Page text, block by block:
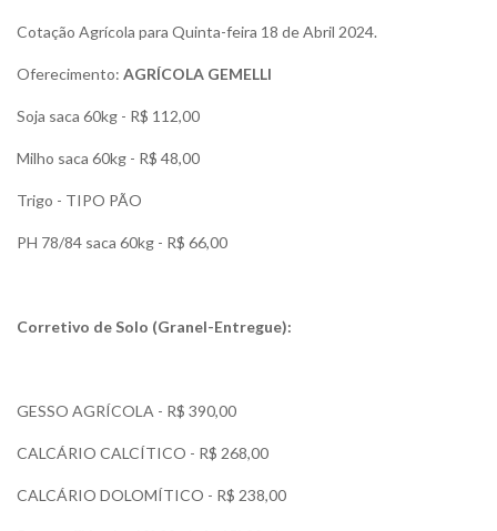
Cotação Agrícola para Quinta-feira 18 de Abril 2024.
Oferecimento: AGRÍCOLA GEMELLI
Soja saca 60kg - R$ 112,00
Milho saca 60kg - R$ 48,00
Trigo - TIPO PÃO
PH 78/84 saca 60kg - R$ 66,00
Corretivo de Solo (Granel-Entregue):
GESSO AGRÍCOLA - R$ 390,00
CALCÁRIO CALCÍTICO - R$ 268,00
CALCÁRIO DOLOMÍTICO - R$ 238,00